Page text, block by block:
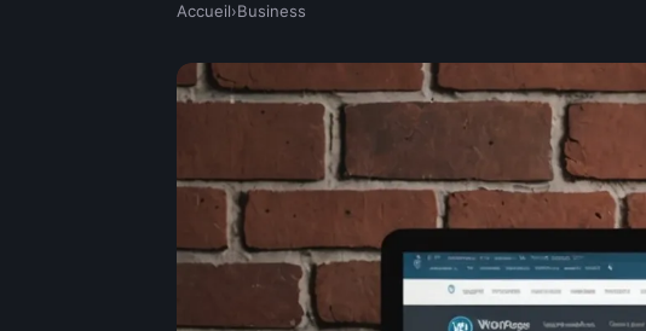
Accueil›Business